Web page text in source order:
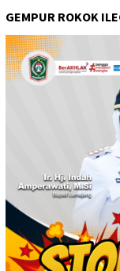
GEMPUR ROKOK